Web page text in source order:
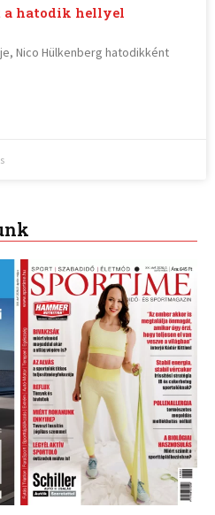
a hatodik hellyel
Nico Hülkenberg hatodikként